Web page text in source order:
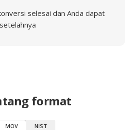
selesai dan Anda dapat
format
MOV NIST